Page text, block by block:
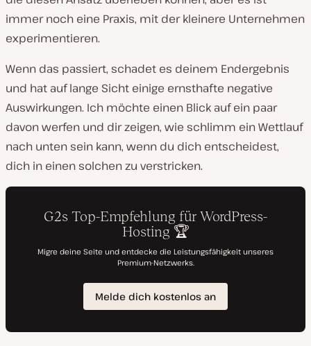
immer noch eine Praxis, mit der kleinere Unternehmen
experimentieren.
Wenn das passiert, schadet es deinem Endergebnis
und hat auf lange Sicht einige ernsthafte negative
Auswirkungen. Ich möchte einen Blick auf ein paar
davon werfen und dir zeigen, wie schlimm ein Wettlauf
nach unten sein kann, wenn du dich entscheidest,
dich in einen solchen zu verstricken.